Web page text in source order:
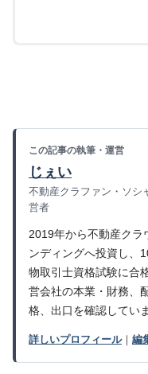
この記事の執筆・運営
じぇい
不動産クラファン・ソシ
営者
2019年から不動産クラ
ンディングへ投資し、
物取引士資格試験に合
営会社の本業・財務、
格、出口を確認してい
詳しいプロフィール｜ 編